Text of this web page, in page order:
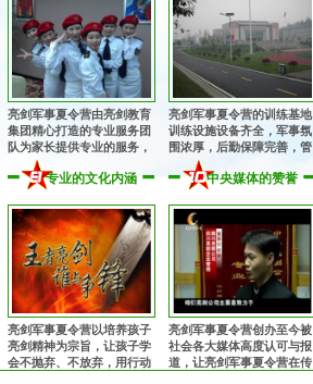
亮剑军事夏令营由亮剑教育
集团精心打造的专业服务团
队为家长提供专业的服务，
从孩子入营到离营全程提供
细致、周到的服务！
亮剑军事夏令营的训练基地
训练设施设备齐全，军事氛
围浓厚，后勤保障完善，管
理规范安全，纪律作风优
良，让孩子获得持久、优良
专业的文化内涵
亮剑军事夏令营以培养孩子
亮剑精神为宗旨，让孩子学
会不抛弃、不放弃，用行动
中央媒体的赞誉
亮剑军事夏令营创办至今被
社会各大媒体高度认可与报
道，让亮剑军事夏令营在传